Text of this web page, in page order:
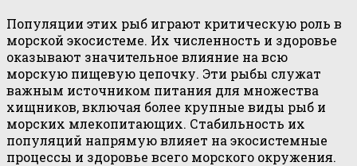
Популяции этих рыб играют критическую роль в
морской экосистеме. Их численность и здоровье
оказывают значительное влияние на всю
морскую пищевую цепочку. Эти рыбы служат
важным источником питания для множества
хищников, включая более крупные виды рыб и
морских млекопитающих. Стабильность их
популяций напрямую влияет на экосистемные
процессы и здоровье всего морского окружения.